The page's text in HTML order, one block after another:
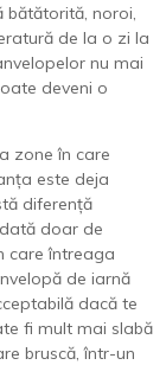
noroi,
de la o zi la
nu mai
deveni o
zone în care
este deja
diferență
doar de
care întreaga
de iarnă
dacă te
fi mult mai slabă
bruscă, într-un